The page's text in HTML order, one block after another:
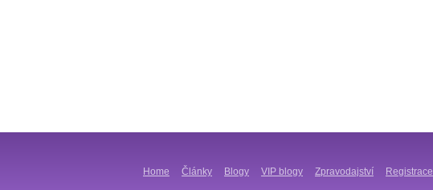
Home Články Blogy VIP blogy Zpravodajství Registrace